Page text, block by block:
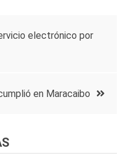
electrónico por
en Maracaibo